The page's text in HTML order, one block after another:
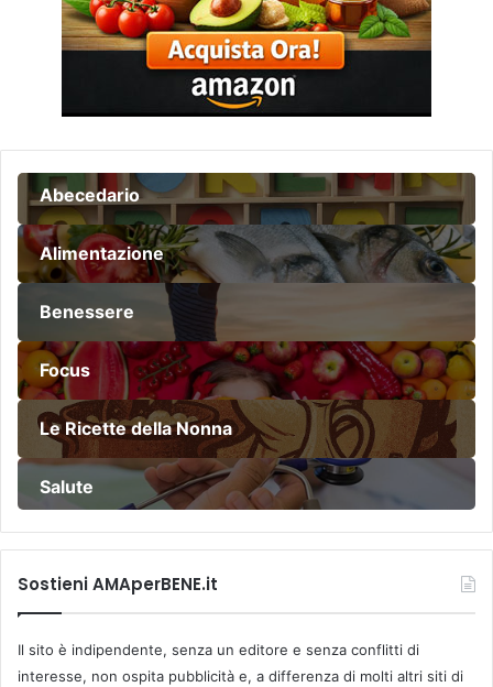
Abecedario
Alimentazione
Benessere
Focus
Le Ricette della Nonna
Salute
Sostieni AMAperBENE.it
Il sito è indipendente, senza un editore e senza conflitti di
interesse, non ospita pubblicità e, a differenza di molti altri siti di